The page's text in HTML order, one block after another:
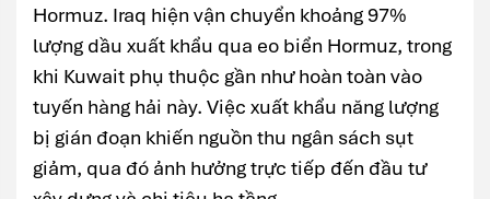
Hormuz. Iraq hiện vận chuyển khoảng 97%
lượng dầu xuất khẩu qua eo biển Hormuz, trong
khi Kuwait phụ thuộc gần như hoàn toàn vào
tuyến hàng hải này. Việc xuất khẩu năng lượng
bị gián đoạn khiến nguồn thu ngân sách sụt
giảm, qua đó ảnh hưởng trực tiếp đến đầu tư